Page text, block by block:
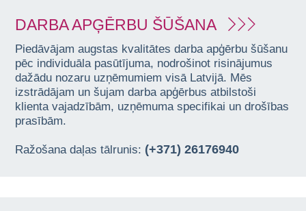
DARBA APĢĒRBU ŠŪŠANA
Piedāvājam augstas kvalitātes darba apģērbu šūšanu
pēc individuāla pasūtījuma, nodrošinot risinājumus
dažādu nozaru uzņēmumiem visā Latvijā. Mēs
izstrādājam un šujam darba apģērbus atbilstoši
klienta vajadzībām, uzņēmuma specifikai un drošības
prasībām.
Ražošana daļas tālrunis: (+371) 26176940